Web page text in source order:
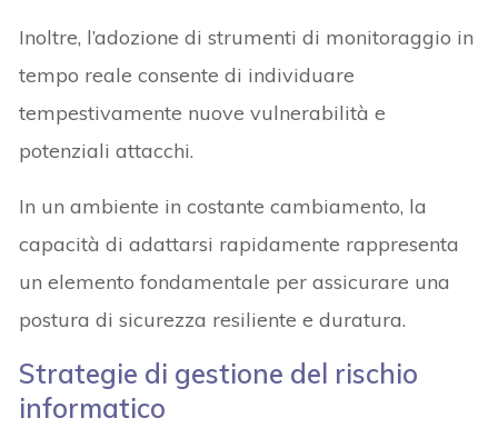
Inoltre, l’adozione di strumenti di monitoraggio in
tempo reale consente di individuare
tempestivamente nuove vulnerabilità e
potenziali attacchi.
In un ambiente in costante cambiamento, la
capacità di adattarsi rapidamente rappresenta
un elemento fondamentale per assicurare una
postura di sicurezza resiliente e duratura.
Strategie di gestione del rischio
informatico